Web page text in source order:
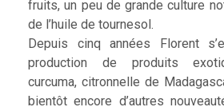
fruits, un peu de grande culture
de l’huile de tournesol.
Depuis cinq années Florent
production de produits
curcuma, citronnelle de
bientôt encore d’autres